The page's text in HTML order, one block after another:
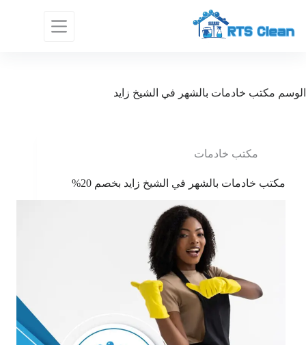
المحتوى
الوسم مكتب خادمات بالشهر في الشيخ زايد
مكتب خادمات
مكتب خادمات بالشهر في الشيخ زايد بخصم 20%